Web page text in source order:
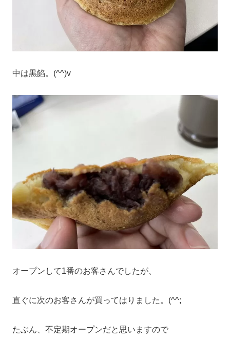
中は黒餡。(^^)v
オープンして1番のお客さんでしたが、
直ぐに次のお客さんが買ってはりました。(^^;
たぶん、不定期オープンだと思いますので